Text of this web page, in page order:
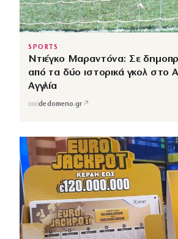
SPORTS
Ντιέγκο Μαραντόνα: Σε
από τα δύο ιστορικά γκολ στο
Αγγλία
απόdedomeno.gr ↗